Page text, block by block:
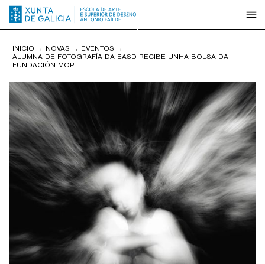
INICIO → NOVAS → EVENTOS →
ALUMNA DE FOTOGRAFÍA DA EASD RECIBE UNHA BOLSA DA
FUNDACIÓN MOP